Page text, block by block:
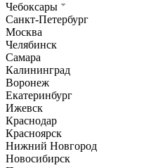
Чебоксары
Санкт-Петербург
Москва
Челябинск
Самара
Калининград
Воронеж
Екатеринбург
Ижевск
Краснодар
Красноярск
Нижний Новгород
Новосибирск